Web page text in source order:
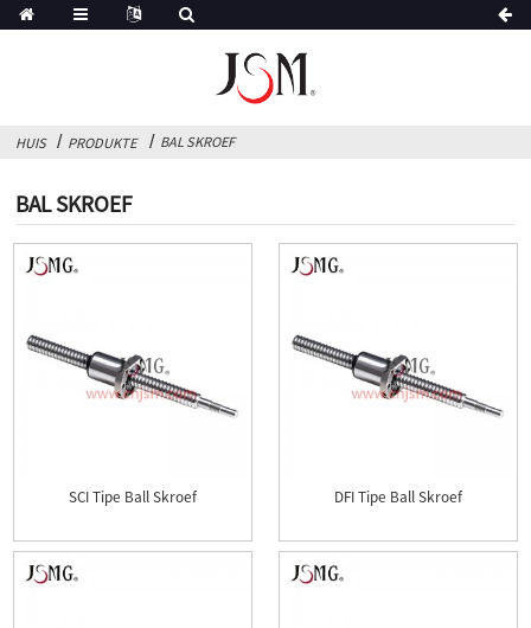
HUIS PRODUKTE BAL SKROEF
BAL SKROEF
SCI Tipe Ball Skroef DFI Tipe Ball Skroef